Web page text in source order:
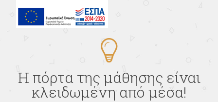
Η πόρτα της μάθησης είναι
κλειδωμένη από μέσα!